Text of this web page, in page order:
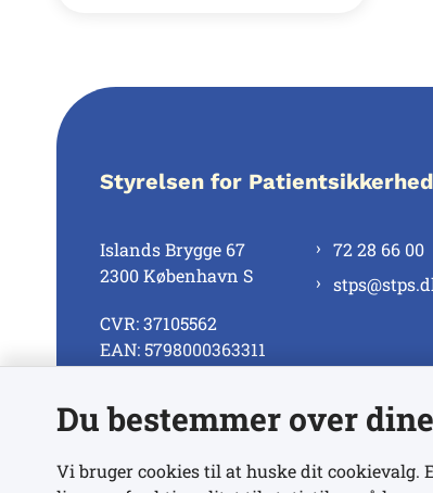
Styrelsen for Patientsikkerhed
Islands Brygge 67
2300 København S
CVR: 37105562
EAN: 5798000363311
72 28 66 00
Se alle kontaktnumre
Du bestemmer over
Vi bruger cookies til at huske dit